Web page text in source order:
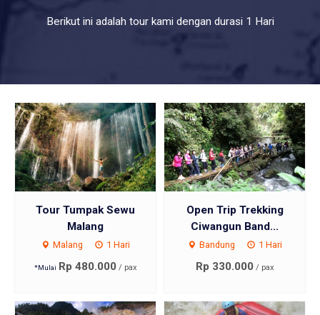
Berikut ini adalah tour kami dengan durasi 1 Hari
Tour Tumpak Sewu
Malang
Malang 1 Hari
*Mulai Rp 480.000 / pax
Open Trip Trekking
Ciwangun Band...
Bandung 1 Hari
Rp 330.000 / pax